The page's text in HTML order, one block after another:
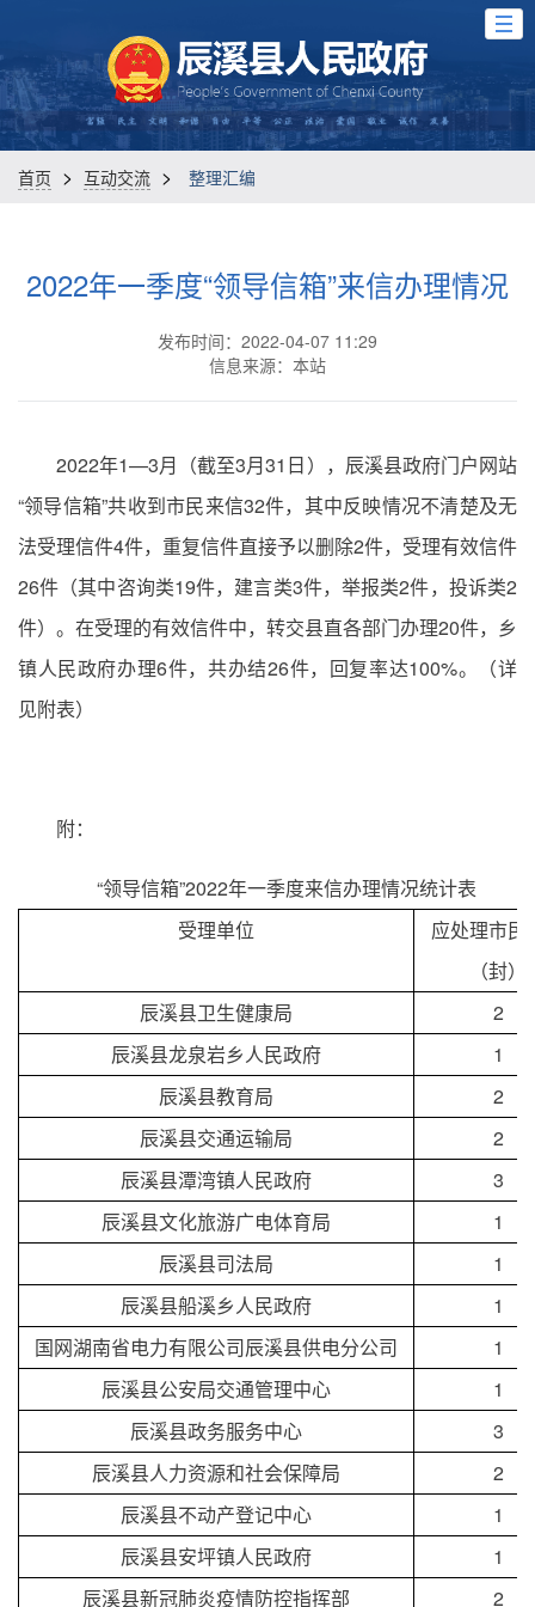
首页 > 互动交流 > 整理汇编
2022年一季度“领导信箱”来信办理情况
发布时间：2022-04-07 11:29
信息来源：本站
2022年1—3月（截至3月31日），辰溪县政府门户网站
“领导信箱”共收到市民来信32件，其中反映情况不清楚及无
法受理信件4件，重复信件直接予以删除2件，受理有效信件
26件（其中咨询类19件，建言类3件，举报类2件，投诉类2
件）。在受理的有效信件中，转交县直各部门办理20件，乡
镇人民政府办理6件，共办结26件，回复率达100%。（详
见附表）
附：
“领导信箱”2022年一季度来信办理情况统计表
受理单位
应处理市民
（封）
辰溪县卫生健康局
2
辰溪县龙泉岩乡人民政府
1
辰溪县教育局
2
辰溪县交通运输局
2
辰溪县潭湾镇人民政府
3
辰溪县文化旅游广电体育局
1
辰溪县司法局
1
辰溪县船溪乡人民政府
1
国网湖南省电力有限公司辰溪县供电分公司
1
辰溪县公安局交通管理中心
1
辰溪县政务服务中心
3
辰溪县人力资源和社会保障局
2
辰溪县不动产登记中心
1
辰溪县安坪镇人民政府
1
辰溪县新冠肺炎疫情防控指挥部
2